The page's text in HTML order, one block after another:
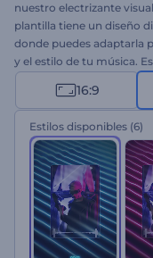
nuestro electrizante
plantilla tiene un diseño
donde puedes adaptarla
y el estilo de tu música.
la música que quieran
nivel. Sube la pista de
prepárate para dejar una
¡Comienza a crear ahora
tu música!
16:9
Estilos disponibles (6)